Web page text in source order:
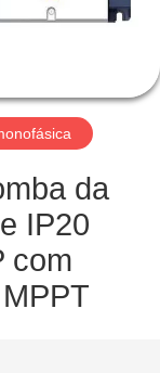
da
IP20
com